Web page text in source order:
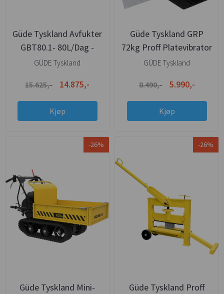
Güde Tyskland Avfukter
GBT80.1- 80L/Dag -
400m2 Areal
GÜDE Tyskland
15.625,- 14.875,-
Kjøp
Güde Tyskland GRP
72kg Proff Platevibrator
m/Hjul og Matte
GÜDE Tyskland
8.490,- 5.990,-
Kjøp
-26%
Güde Tyskland Mini-
-26%
Güde Tyskland Proff